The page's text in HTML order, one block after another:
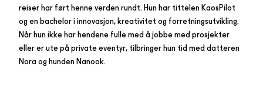
reiser har ført henne verden rundt. Hun har tittelen KaosPilot
og en bachelor i innovasjon, kreativitet og forretningsutvikling.
Når hun ikke har hendene fulle med å jobbe med prosjekter
eller er ute på private eventyr, tilbringer hun tid med datteren
Nora og hunden Nanook.